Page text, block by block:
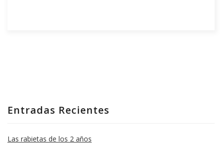
Entradas Recientes
Las rabietas de los 2 años